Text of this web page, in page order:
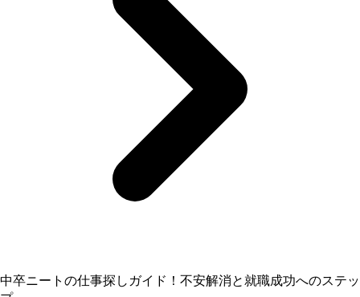
中卒ニートの仕事探しガイド！不安解消と就職成功へのステッ